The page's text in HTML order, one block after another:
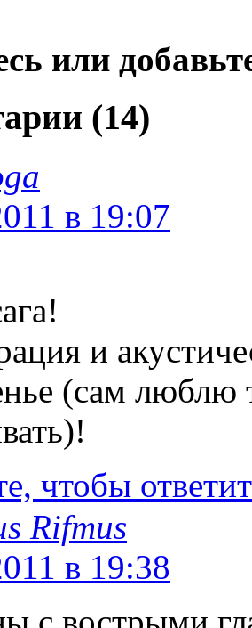
или
(14)
в 19:07
и
(сам люблю
чтобы
Rifmus
в 19:38